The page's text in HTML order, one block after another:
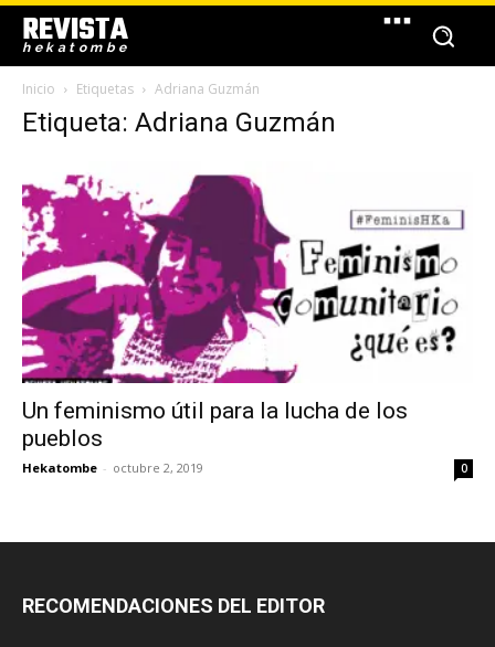
REVISTA
hekatombe
Inicio Etiquetas Adriana Guzmán
Etiqueta: Adriana Guzmán
Un feminismo útil para la lucha de los
pueblos
Hekatombe - octubre 2, 2019 0
RECOMENDACIONES DEL EDITOR